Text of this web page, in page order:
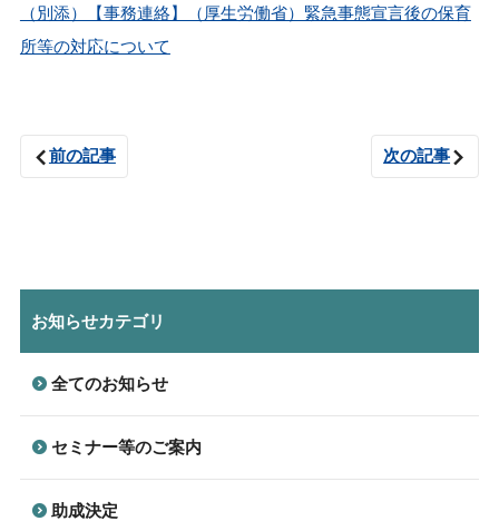
（別添）【事務連絡】（厚生労働省）緊急事態宣言後の保育
所等の対応について
前の記事 次の記事
お知らせカテゴリ
全てのお知らせ
セミナー等のご案内
助成決定